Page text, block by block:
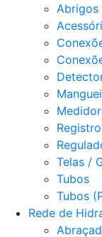
Abrigos
Telas /
Tubos
Tubos
Rede de